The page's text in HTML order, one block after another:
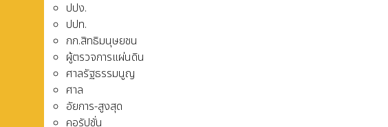
ปปง.
ปปท.
กก.สิทธิมนุษยชน
ผู้ตรวจการแผ่นดิน
ศาลรัฐธรรมนูญ
ศาล
อัยการ-สูงสุด
คอรัปชั่น